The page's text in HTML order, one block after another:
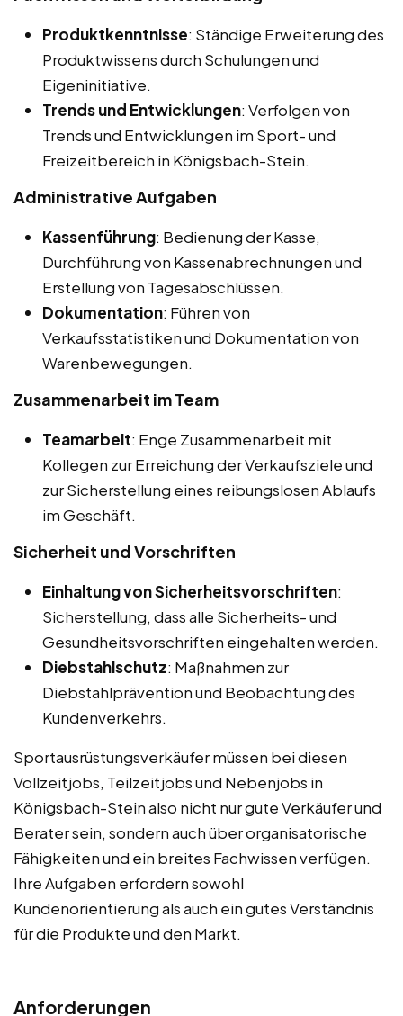
Produktkenntnisse: Ständige Erweiterung des
Produktwissens durch Schulungen und
Eigeninitiative.
Trends und Entwicklungen: Verfolgen von
Trends und Entwicklungen im Sport- und
Freizeitbereich in Königsbach-Stein.
Administrative Aufgaben
Kassenführung: Bedienung der Kasse,
Durchführung von Kassenabrechnungen und
Erstellung von Tagesabschlüssen.
Dokumentation: Führen von
Verkaufsstatistiken und Dokumentation von
Warenbewegungen.
Zusammenarbeit im Team
Teamarbeit: Enge Zusammenarbeit mit
Kollegen zur Erreichung der Verkaufsziele und
zur Sicherstellung eines reibungslosen Ablaufs
im Geschäft.
Sicherheit und Vorschriften
Einhaltung von Sicherheitsvorschriften:
Sicherstellung, dass alle Sicherheits- und
Gesundheitsvorschriften eingehalten werden.
Diebstahlschutz: Maßnahmen zur
Diebstahlprävention und Beobachtung des
Kundenverkehrs.
Sportausrüstungsverkäufer müssen bei diesen
Vollzeitjobs, Teilzeitjobs und Nebenjobs in
Königsbach-Stein also nicht nur gute Verkäufer und
Berater sein, sondern auch über organisatorische
Fähigkeiten und ein breites Fachwissen verfügen.
Ihre Aufgaben erfordern sowohl
Kundenorientierung als auch ein gutes Verständnis
für die Produkte und den Markt.
Anforderungen